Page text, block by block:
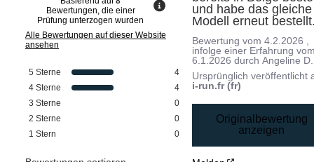
Bewertungen, die einer
Prüfung unterzogen wurden
Alle Bewertungen auf dieser Website
ansehen
5 Sterne
4
4 Sterne
4
3 Sterne
0
2 Sterne
0
1 Stern 0
und habe das gleiche
Modell erneut
Bewertung vom4.2.2026
infolge einer Erfahrung
6.1.2026 durchAngeline D.
Ursprünglich veröffentlicht
i-run.fr (fr)
Originalbewertung
anzeigen